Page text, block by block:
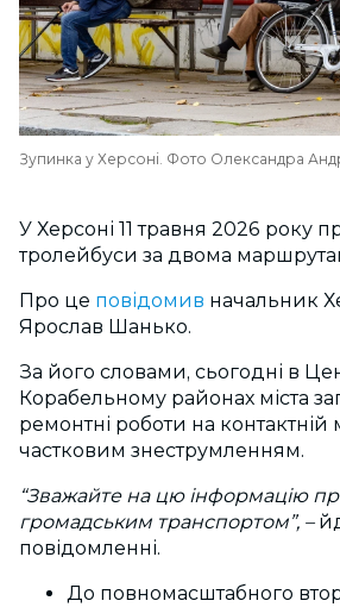
Зупинка у Херсоні. Фото Олександра
У Херсоні 11 травня 2026 року
тролейбуси за двома
Про це повідомив начальник
Ярослав Шанько.
За його словами, сьогодні в
Корабельному районах міста
ремонтні роботи на контактній
частковим знеструмленням.
“Зважайте на цю інформацію
громадським транспортом”, –
повідомленні.
До повномасштабного